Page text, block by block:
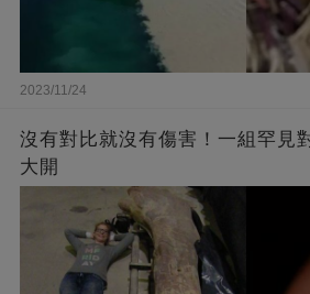
2023/11/24
沒有對比就沒有傷害！一組罕見
大開